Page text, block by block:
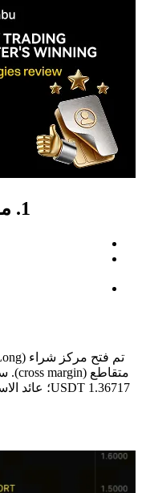
1. مقدمة ماستر التداول بالنسخ
تم فتح مركز شراء (Long) على